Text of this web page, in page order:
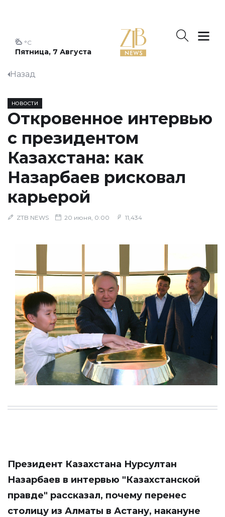
Пятница, 7 Августа
°C
Назад
НОВОСТИ
Откровенное интервью
с президентом
Казахстана: как
Назарбаев рисковал
карьерой
ZTB NEWS 20 июня, 0:00 11,434
Президент Казахстана Нурсултан
Назарбаев в интервью "Казахстанской
правде" рассказал, почему перенес
столицу из Алматы в Астану, накануне